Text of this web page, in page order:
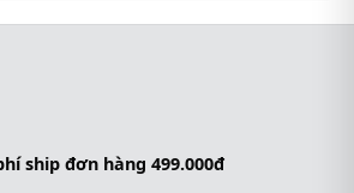
ship đơn hàng 499.000đ